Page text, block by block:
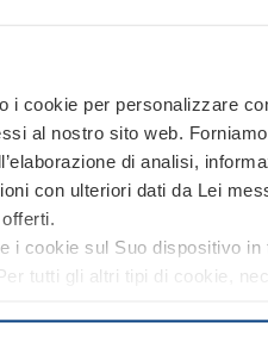
i cookie per personalizzare
al nostro sito web.
di analisi,
con ulteriori dati da Lei
i cookie sul Suo dispositivo
tutti gli altri tipi di cookie,
275/K12ST 900F
Linea Alta Sicurezza
fissi con struttura
Altezza: 900 mm